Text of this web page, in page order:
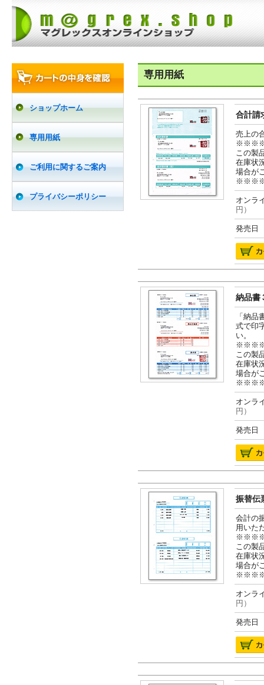
ショップホーム
専用用紙
ご利用に関するご案内
プライバシーポリシー
専用用紙
合計請
売上の
この製
在庫状
場合が
オン
円）
発売日
納品書
「納
式で印
い。
この製
在庫状
場合が
オン
円）
発売日
振替伝
会計の
用いた
この製
在庫状
場合が
オン
円）
発売日